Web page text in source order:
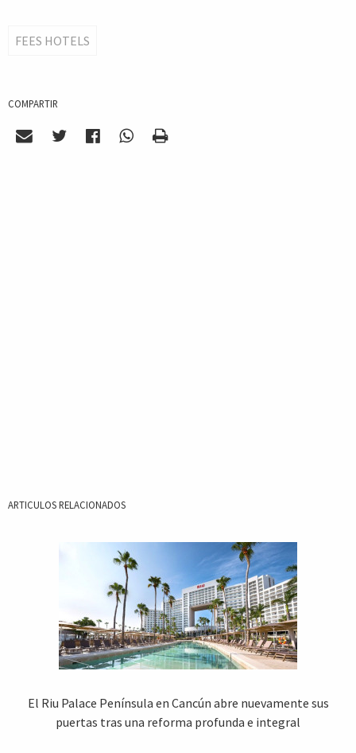
FEES HOTELS
COMPARTIR
ARTICULOS RELACIONADOS
El Riu Palace Península en Cancún abre nuevamente sus
puertas tras una reforma profunda e integral